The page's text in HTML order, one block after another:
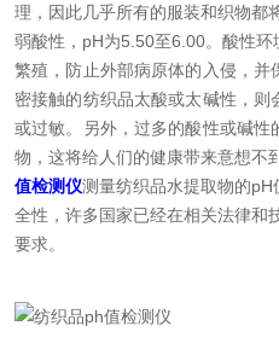
理，因此几乎所有的服装和织物都
弱酸性，pH为5.50至6.00。酸性
繁殖，防止​​外部病原体的入侵，并
密接触的纺织品太酸或太碱性，
或过敏。另外，过多的酸性或碱性
物，这将给人们的健康带来意想不
值检测仪测量纺织品水提取物的
全性，许多国家已经在相关法律和
要求。